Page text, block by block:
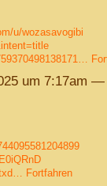
u/wozasavogibi
um 7:17am —
Fortfahren